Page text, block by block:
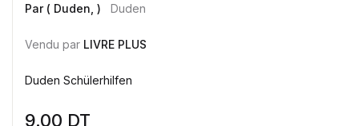
Par ( Duden, ) Duden
Vendu par LIVRE PLUS
Duden Schülerhilfen
9.00 DT